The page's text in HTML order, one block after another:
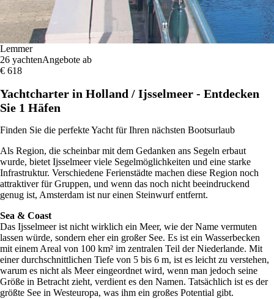
Lemmer
26 yachtenAngebote ab
€ 618
Yachtcharter in Holland / Ijsselmeer - Entdecken
Sie 1 Häfen
Finden Sie die perfekte Yacht für Ihren nächsten Bootsurlaub
Als Region, die scheinbar mit dem Gedanken ans Segeln erbaut
wurde, bietet Ijsselmeer viele Segelmöglichkeiten und eine starke
Infrastruktur. Verschiedene Ferienstädte machen diese Region noch
attraktiver für Gruppen, und wenn das noch nicht beeindruckend
genug ist, Amsterdam ist nur einen Steinwurf entfernt.
Sea & Coast
Das Ijsselmeer ist nicht wirklich ein Meer, wie der Name vermuten
lassen würde, sondern eher ein großer See. Es ist ein Wasserbecken
mit einem Areal von 100 km² im zentralen Teil der Niederlande. Mit
einer durchschnittlichen Tiefe von 5 bis 6 m, ist es leicht zu verstehen,
warum es nicht als Meer eingeordnet wird, wenn man jedoch seine
Größe in Betracht zieht, verdient es den Namen. Tatsächlich ist es der
größte See in Westeuropa, was ihm ein großes Potential gibt.